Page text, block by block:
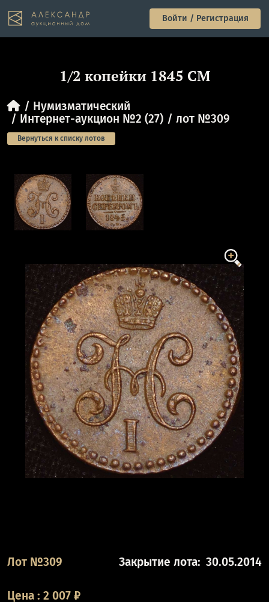
Войти / Регистрация
1/2 копейки 1845 СМ
Нумизматический
Интернет-аукцион №2 (27)
лот №309
Вернуться к списку лотов
Лот №309 Закрытие лота: 30.05.2014
Цена : 2 007 ₽